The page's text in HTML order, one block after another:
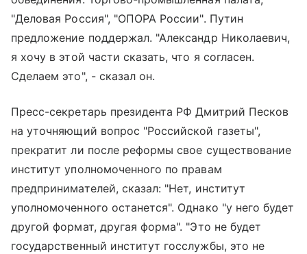
"Деловая Россия", "ОПОРА России". Путин
предложение поддержал. "Александр Николаевич,
я хочу в этой части сказать, что я согласен.
Сделаем это", - сказал он.
Пресс-секретарь президента РФ Дмитрий Песков
на уточняющий вопрос "Российской газеты",
прекратит ли после реформы свое существование
институт уполномоченного по правам
предпринимателей, сказал: "Нет, институт
уполномоченного останется". Однако "у него будет
другой формат, другая форма". "Это не будет
государственный институт госслужбы, это не